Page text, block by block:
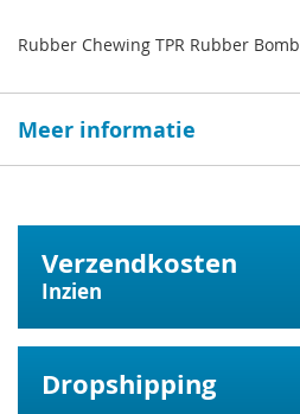
Rubber Chewing TPR Rubber
Meer informatie
Verzendkosten
Inzien
Dropshipping